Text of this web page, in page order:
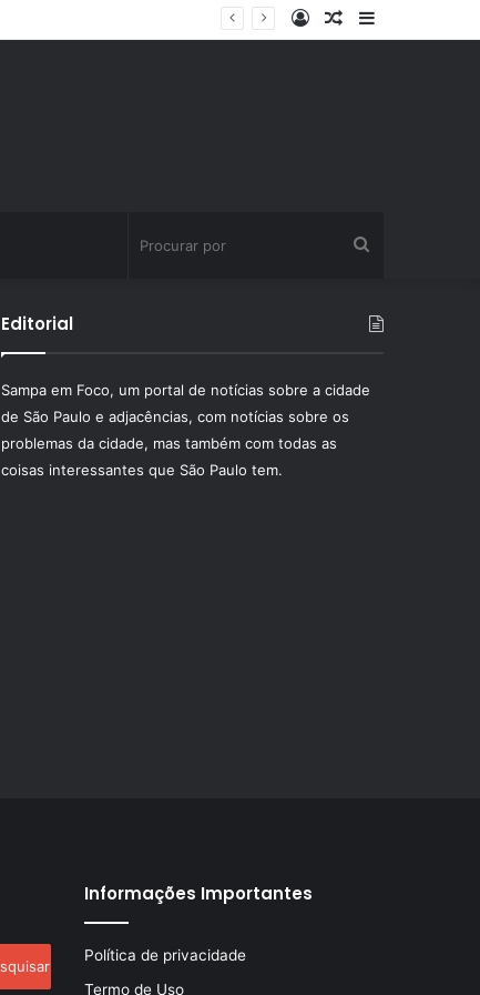
Barra
Artigo
Entrar
por
Editorial
Sampa em Foco, um portal de notícias sobre a cidade
de São Paulo e adjacências, com notícias sobre os
problemas da cidade, mas também com todas as
coisas interessantes que São Paulo tem.
Informações Importantes
Política de privacidade
Termo de Uso